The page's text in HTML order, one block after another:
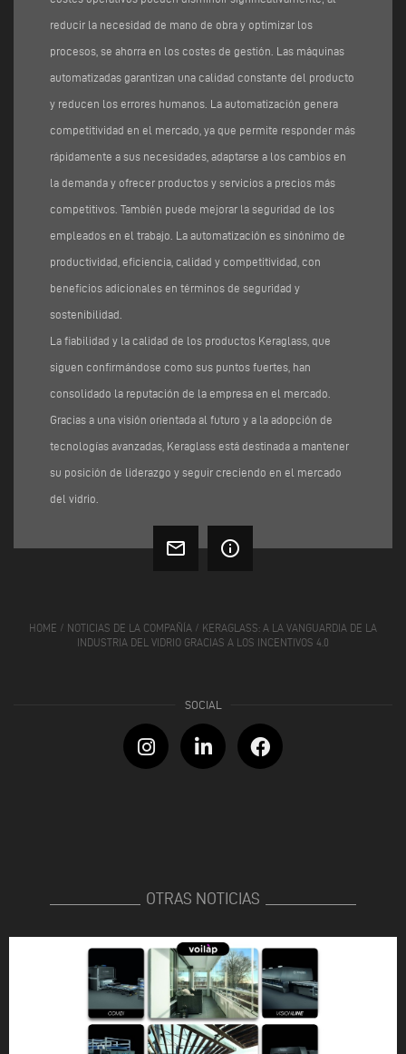
reducir la necesidad de mano de obra y optimizar los
procesos, se ahorra en los costes de gestión. Las máquinas
automatizadas garantizan una calidad constante del producto
y reducen los errores humanos. La automatización genera
competitividad en el mercado, ya que permite responder más
rápidamente a sus necesidades, adaptarse a los cambios en
la demanda y ofrecer productos y servicios a precios más
competitivos. También puede mejorar la seguridad de los
empleados en el trabajo. La automatización es sinónimo de
productividad, eficiencia, calidad y competitividad, con
beneficios adicionales en términos de seguridad y
sostenibilidad.
La fiabilidad y la calidad de los productos Keraglass, que
siguen confirmándose como sus puntos fuertes, han
consolidado la reputación de la empresa en el mercado.
Gracias a una visión orientada al futuro y a la adopción de
tecnologías avanzadas, Keraglass está destinada a mantener
su posición de liderazgo y seguir creciendo en el mercado
del vidrio.
mail_outline info_outline
HOME / NOTICIAS DE LA COMPAÑÍA / KERAGLASS: A LA VANGUARDIA DE LA
INDUSTRIA DEL VIDRIO GRACIAS A LOS INCENTIVOS 4.0
OTRAS NOTICIAS